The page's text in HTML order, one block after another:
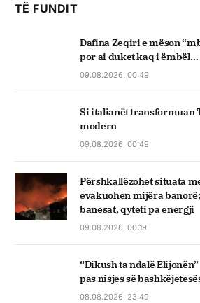
TË FUNDIT
Dafina Zeqiri e mëson
por ai duket kaq i ëmbël…
09.08.2026, 00:49
Si italianët transformuan
modern
09.08.2026, 00:49
Përshkallëzohet situata
evakuohen mijëra
banesat, qyteti pa energji
09.08.2026, 00:19
“Dikush ta ndalë
pas nisjes së
08.08.2026, 23:49